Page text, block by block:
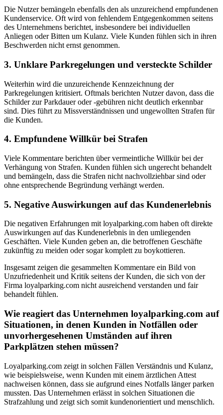
Die Nutzer bemängeln ebenfalls den als unzureichend empfundenen
Kundenservice. Oft wird von fehlendem Entgegenkommen seitens
des Unternehmens berichtet, insbesondere bei individuellen
Anliegen oder Bitten um Kulanz. Viele Kunden fühlen sich in ihren
Beschwerden nicht ernst genommen.
3. Unklare Parkregelungen und versteckte Schilder
Weiterhin wird die unzureichende Kennzeichnung der
Parkregelungen kritisiert. Oftmals berichten Nutzer davon, dass die
Schilder zur Parkdauer oder -gebühren nicht deutlich erkennbar
sind. Dies führt zu Missverständnissen und ungewollten Strafen für
die Kunden.
4. Empfundene Willkür bei Strafen
Viele Kommentare berichten über vermeintliche Willkür bei der
Verhängung von Strafen. Kunden fühlen sich ungerecht behandelt
und bemängeln, dass die Strafen nicht nachvollziehbar sind oder
ohne entsprechende Begründung verhängt werden.
5. Negative Auswirkungen auf das Kundenerlebnis
Die negativen Erfahrungen mit loyalparking.com haben oft direkte
Auswirkungen auf das Kundenerlebnis in den umliegenden
Geschäften. Viele Kunden geben an, die betroffenen Geschäfte
zukünftig zu meiden oder sogar komplett zu boykottieren.
Insgesamt zeigen die gesammelten Kommentare ein Bild von
Unzufriedenheit und Kritik seitens der Kunden, die sich von der
Firma loyalparking.com nicht ausreichend verstanden und fair
behandelt fühlen.
Wie reagiert das Unternehmen loyalparking.com auf
Situationen, in denen Kunden in Notfällen oder
unvorhergesehenen Umständen auf ihren
Parkplätzen stehen müssen?
Loyalparking.com zeigt in solchen Fällen Verständnis und Kulanz,
wie beispielsweise, wenn Kunden mit einem ärztlichen Attest
nachweisen können, dass sie aufgrund eines Notfalls länger parken
mussten. Das Unternehmen erlässt in solchen Situationen die
Strafzahlung und zeigt sich somit kundenorientiert und menschlich.